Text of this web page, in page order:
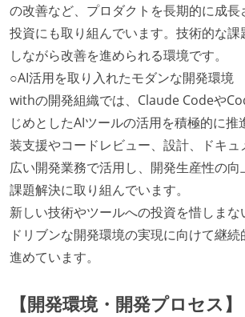
の改善など、プロダクトを長期的に成
投資にも取り組んでいます。技術的な課
しながら改善を進められる環境です。
○AI活用を取り入れたモダンな開発環境
withの開発組織では、Claude Codeや
じめとしたAIツールの活用を積極的に推
装支援やコードレビュー、設計、ドキュ
広い開発業務で活用し、開発生産性の
課題解決に取り組んでいます。
新しい技術やツールへの投資を惜しまな
ドリブンな開発環境の実現に向けて継
進めています。
【開発環境・開発プロセス】